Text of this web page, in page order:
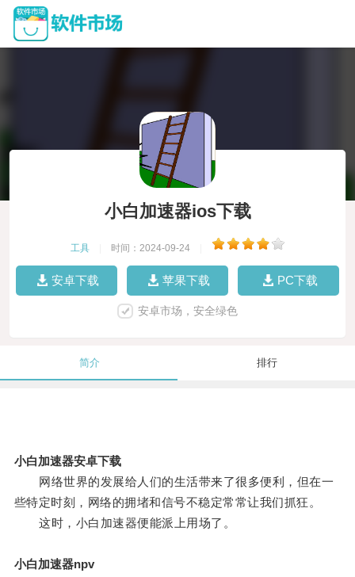
小白加速器ios下载
工具 时间：2024-09-24
安卓下载 苹果下载 PC下载
安卓市场，安全绿色
简介 排行
小白加速器安卓下载
网络世界的发展给人们的生活带来了很多便利，但在一
些特定时刻，网络的拥堵和信号不稳定常常让我们抓狂。
这时，小白加速器便能派上用场了。
小白加速器npv